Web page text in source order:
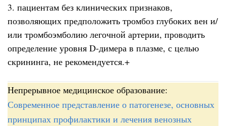
3. пациентам без клинических признаков,
позволяющих предположить тромбоз глубоких вен и/
или тромбоэмболию легочной артерии, проводить
определение уровня D-димера в плазме, с целью
скрининга, не рекомендуется.+
Непрерывное медицинское образование:
Современное представление о патогенезе, основных
принципах профилактики и лечения венозных